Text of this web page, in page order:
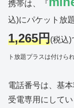
携帯は、『
込)にパケット放
1,265円(税込)
ト放題プラスは付けら
電話番号は、基
受電専用にして